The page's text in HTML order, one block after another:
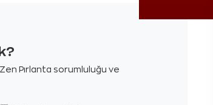
Pırlanta sorumluluğu ve